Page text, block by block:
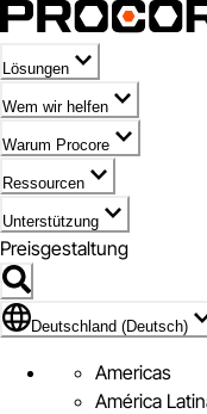
Lösungen
Wem wir helfen
Warum Procore
Ressourcen
Unterstützung
Preisgestaltung
Markieren des Symbols für
Deutschland (Deutsch)
Americas
América